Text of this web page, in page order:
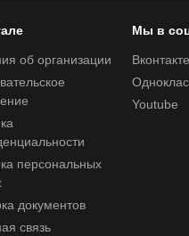
об организации
персональных
документов
связь
Мы в
Вконтакте
Youtube